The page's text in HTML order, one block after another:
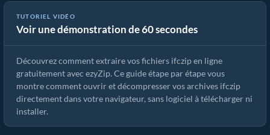
TUTORIEL VIDÉO
Voir une démonstration de 60 secondes
Comment extraire des fichiers ifczip en ligne avec ezyZip (gratuit,
sans installation)
Découvrez comment extraire vos fichiers ifczip en ligne
gratuitement avec ezyZip. Ce guide étape par étape vous
montre comment ouvrir et décompresser vos archives ifczip
directement dans votre navigateur, sans logiciel à télécharger ni
installer.